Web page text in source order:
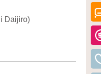
Daijiro)